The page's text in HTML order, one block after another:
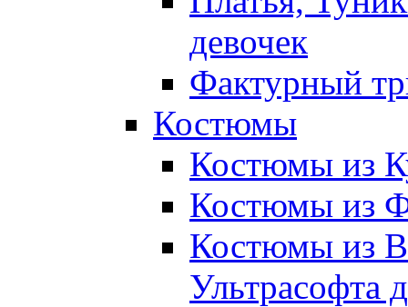
девочек
Фактурный
Костюмы
Костюмы из
Костюмы из
Костюмы из
Ультрасофта